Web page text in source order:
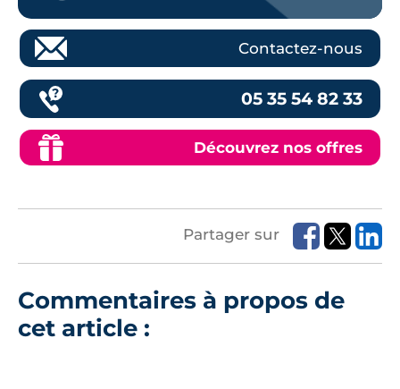
Contactez-nous
05 35 54 82 33
Découvrez nos offres
Partager sur
Commentaires à propos de
cet article :